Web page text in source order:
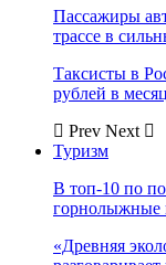
Пассажиры
трассе в
Таксисты в
рублей в месяц
Prev Next
Туризм
В топ-10 по
горнолыжные
«Древняя